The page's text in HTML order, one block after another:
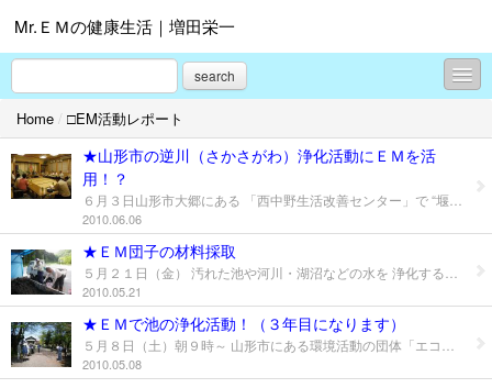
Mr.ＥＭの健康生活｜増田栄一
search
□お知らせ
□EMとは？
□EM活用事例
□EM活動レポート
□EM仲間
プロフィール
お問合せ
Home / □EM活動レポート
★山形市の逆川（さかさがわ）浄化活動にＥＭを活
用！？
2010.06.06
★ＥＭ団子の材料採取
2010.05.21
★ＥＭで池の浄化活動！（３年目になります）
2010.05.08